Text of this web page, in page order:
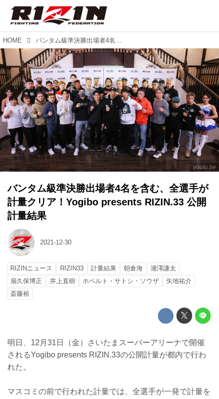
HOME バンタム級準決勝出場者4名を含む、全選手が計量クリア！Yogibo presents RIZIN.33 公開計量結果
youtu.be
バンタム級準決勝出場者4名を含む、全選手が
計量クリア！Yogibo presents RIZIN.33 公開
計量結果
2021-12-30
RIZINニュース RIZIN33 計量結果 朝倉海
瀧澤謙太
扇久保博正
井上直樹 ホベルト・サトシ・ソウザ
矢地祐介
斎藤裕
明日、12月31日（金）さいたまスーパーアリーナで開催
されるYogibo presents RIZIN.33の公開計量が都内で行わ
れた。
マスコミの前で行われた計量では、全選手が一発で計量を